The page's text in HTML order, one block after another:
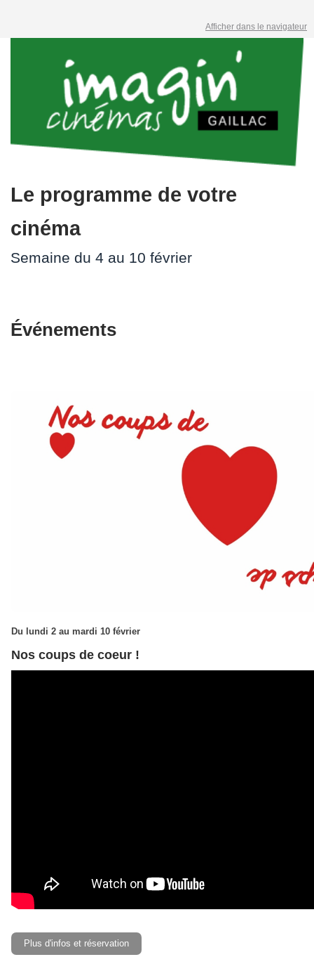
Afficher dans le navigateur
Le programme de votre
cinéma
Semaine du 4 au 10 février
Événements
Du lundi 2 au mardi 10 février
Nos coups de coeur !
Plus d'infos et réservation